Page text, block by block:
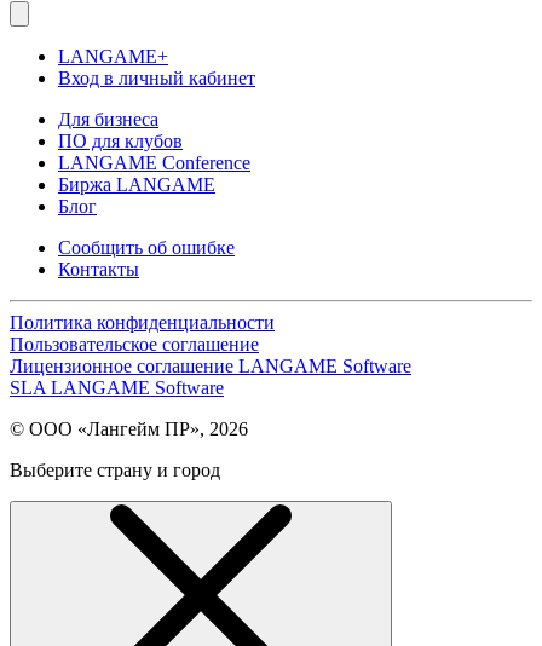
LANGAME+
Вход в личный кабинет
Для бизнеса
ПО для клубов
LANGAME Conference
Биржа LANGAME
Блог
Сообщить об ошибке
Контакты
Политика конфиденциальности
Пользовательское соглашение
Лицензионное соглашение LANGAME Software
SLA LANGAME Software
© ООО «Лангейм ПР», 2026
Выберите страну и город